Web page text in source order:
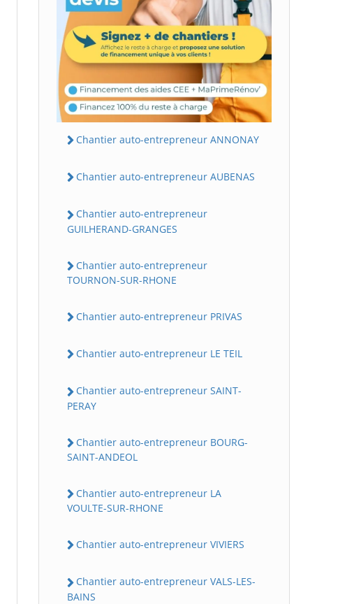
Chantier auto-entrepreneur ANNONAY
Chantier auto-entrepreneur AUBENAS
Chantier auto-entrepreneur
GUILHERAND-GRANGES
Chantier auto-entrepreneur
TOURNON-SUR-RHONE
Chantier auto-entrepreneur PRIVAS
Chantier auto-entrepreneur LE TEIL
Chantier auto-entrepreneur SAINT-
PERAY
Chantier auto-entrepreneur BOURG-
SAINT-ANDEOL
Chantier auto-entrepreneur LA
VOULTE-SUR-RHONE
Chantier auto-entrepreneur VIVIERS
Chantier auto-entrepreneur VALS-LES-
BAINS